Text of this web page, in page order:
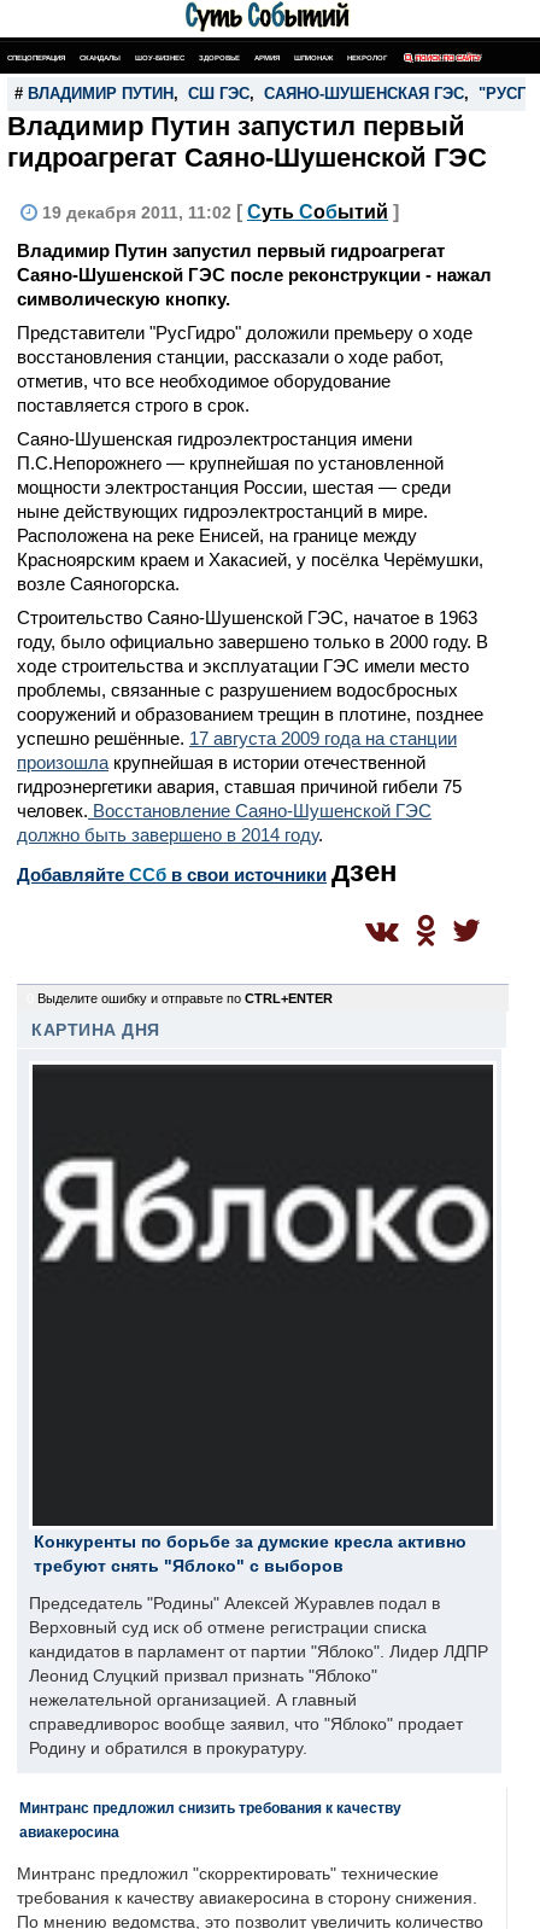
СПЕЦОПЕРАЦИЯ СКАНДАЛЫ ШОУ-БИЗНЕС ЗДОРОВЬЕ АРМИЯ ШПИОНАЖ НЕКРОЛОГ ПОИСК ПО САЙТУ
# ВЛАДИМИР ПУТИН , СШ ГЭС, САЯНО-ШУШЕНСКАЯ ГЭС,
Владимир Путин запустил первый
гидроагрегат Саяно-Шушенской ГЭС
19 декабря 2011, 11:02 [ Суть Событий ]
Владимир Путин запустил первый гидроагрегат
Саяно-Шушенской ГЭС после реконструкции - нажал
символическую кнопку.
Представители "РусГидро" доложили премьеру о ходе
восстановления станции, рассказали о ходе работ,
отметив, что все необходимое оборудование
поставляется строго в срок.
Саяно-Шушенская гидроэлектростанция имени
П.С.Непорожнего — крупнейшая по установленной
мощности электростанция России, шестая — среди
ныне действующих гидроэлектростанций в мире.
Расположена на реке Енисей, на границе между
Красноярским краем и Хакасией, у посёлка Черёмушки,
возле Саяногорска.
Строительство Саяно-Шушенской ГЭС, начатое в 1963
году, было официально завершено только в 2000 году. В
ходе строительства и эксплуатации ГЭС имели место
проблемы, связанные с разрушением водосбросных
сооружений и образованием трещин в плотине, позднее
успешно решённые. 17 августа 2009 года на станции
произошла крупнейшая в истории отечественной
гидроэнергетики авария, ставшая причиной гибели 75
человек. Восстановление Саяно-Шушенской ГЭС
должно быть завершено в 2014 году.
Добавляйте CСб в свои источники дзен
Выделите ошибку и отправьте по CTRL+ENTER
КАРТИНА ДНЯ
Конкуренты по борьбе за думские кресла активно
требуют снять "Яблоко" с выборов
Председатель "Родины" Алексей Журавлев подал в
Верховный суд иск об отмене регистрации списка
кандидатов в парламент от партии "Яблоко". Лидер ЛДПР
Леонид Слуцкий призвал признать "Яблоко"
нежелательной организацией. А главный
справедливорос вообще заявил, что "Яблоко" продает
Родину и обратился в прокуратуру.
Минтранс предложил снизить требования к качеству
авиакеросина
Минтранс предложил "скорректировать" технические
требования к качеству авиакеросина в сторону снижения.
По мнению ведомства, это позволит увеличить количество